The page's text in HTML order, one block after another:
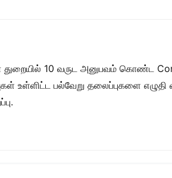
துறையில் 10 வருட அனுபவம் கொண்ட
உள்ளிட்ட பல்வேறு தலைப்புகளை